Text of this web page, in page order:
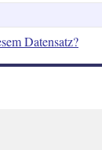
Datensatz?